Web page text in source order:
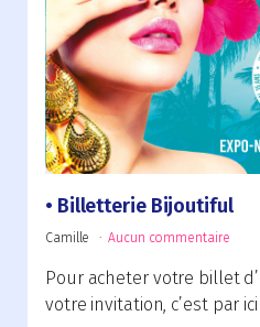
Billetterie Bijoutiful
Camille Aucun commentaire
Pour acheter votre billet
votre invitation, c’est par ici